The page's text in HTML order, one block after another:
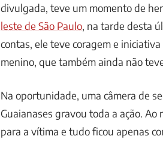
divulgada, teve um momento de
leste de São Paulo, na tarde desta
contas, ele teve coragem e
menino, que também ainda não
Na oportunidade, uma câmera de
Guaianases gravou toda a ação.
para a vítima e tudo ficou apenas